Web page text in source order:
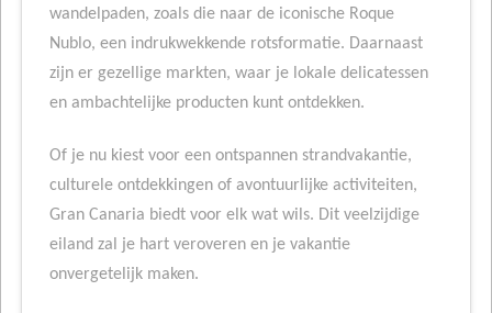
wandelpaden, zoals die naar de iconische Roque
Nublo, een indrukwekkende rotsformatie. Daarnaast
zijn er gezellige markten, waar je lokale delicatessen
en ambachtelijke producten kunt ontdekken.
Of je nu kiest voor een ontspannen strandvakantie,
culturele ontdekkingen of avontuurlijke activiteiten,
Gran Canaria biedt voor elk wat wils. Dit veelzijdige
eiland zal je hart veroveren en je vakantie
onvergetelijk maken.